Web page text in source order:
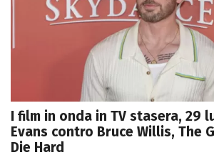
I film in onda in TV stasera, 29
Evans contro Bruce Willis, The
Die Hard